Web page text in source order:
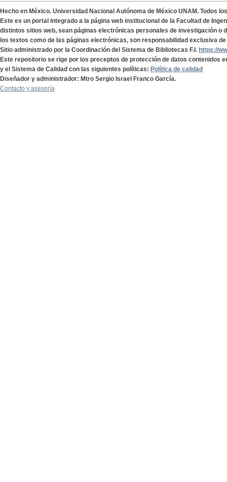
Hecho en México. Universidad Nacional Autónoma de México UNAM. Todos
Este es un portal integrado a la página web institucional de la Facultad de
distintos sitios web, sean páginas electrónicas personales de investigación o
los textos como de las páginas electrónicas, son responsabilidad exclusiva
Sitio administrado por la Coordinación del Sistema de Bibliotecas F.I. https://
Este repositorio se rige por los preceptos de protección de datos contenidos
y el Sistema de Calidad con las siguientes políticas: Política de calidad
Diseñador y administrador: Mtro Sergio Israel Franco García.
Contacto y asesoría